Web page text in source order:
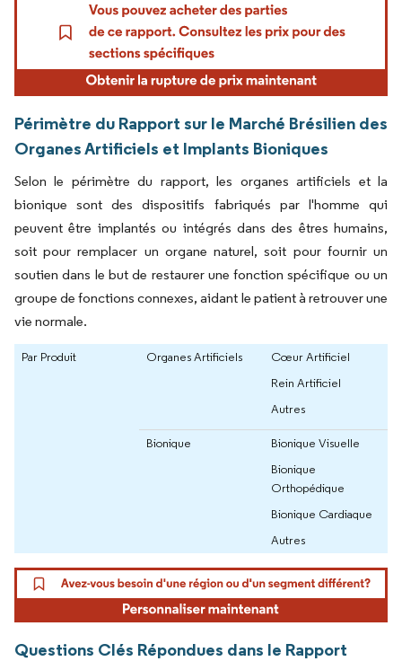
Périmètre du Rapport sur le Marché Brésilien des
Organes Artificiels et Implants Bioniques
Selon le périmètre du rapport, les organes artificiels et la
bionique sont des dispositifs fabriqués par l'homme qui
peuvent être implantés ou intégrés dans des êtres humains,
soit pour remplacer un organe naturel, soit pour fournir un
soutien dans le but de restaurer une fonction spécifique ou un
groupe de fonctions connexes, aidant le patient à retrouver une
vie normale.
Par Produit Organes Artificiels
Cœur Artificiel
Rein Artificiel
Autres
Bionique
Bionique Visuelle
Bionique
Orthopédique
Bionique Cardiaque
Autres
Questions Clés Répondues dans le Rapport